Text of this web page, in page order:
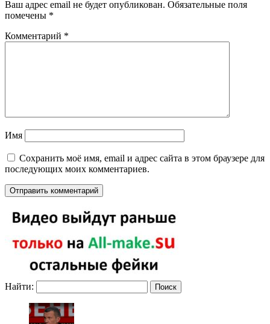
Ваш адрес email не будет опубликован. Обязательные поля
помечены *
Комментарий *
Имя
Сохранить моё имя, email и адрес сайта в этом браузере для
последующих моих комментариев.
Найти: